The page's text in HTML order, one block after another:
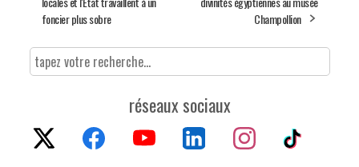
foncier plus sobre
Champollion
réseaux sociaux